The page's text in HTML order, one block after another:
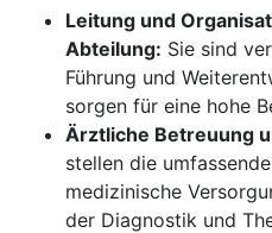
Leitung und
Abteilung: Sie sind
Führung und
sorgen für eine hohe
Ärztliche Betreuung
stellen die
medizinische
der Diagnostik und